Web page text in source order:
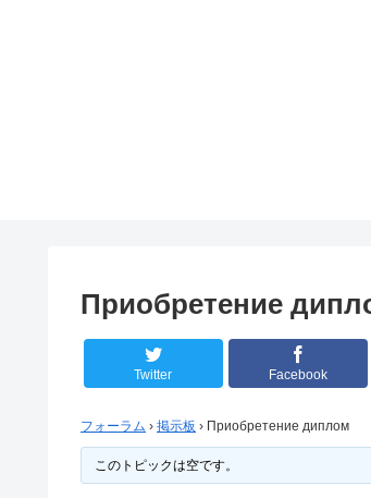
Приобретение
Twitter Facebook
フォーラム › 掲示板 › Приобретение диплом
このトピックは空です。